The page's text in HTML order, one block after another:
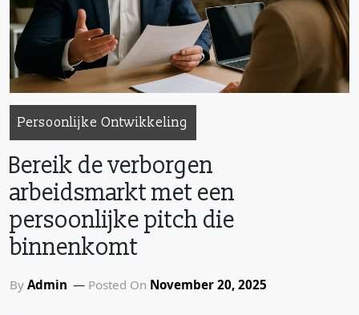
Persoonlijke Ontwikkeling
Bereik de verborgen
arbeidsmarkt met een
persoonlijke pitch die
binnenkomt
By Admin Posted On November 20, 2025